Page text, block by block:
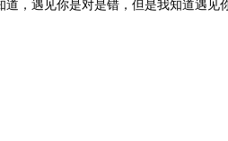
，遇见你是对是错，但是我知道遇见